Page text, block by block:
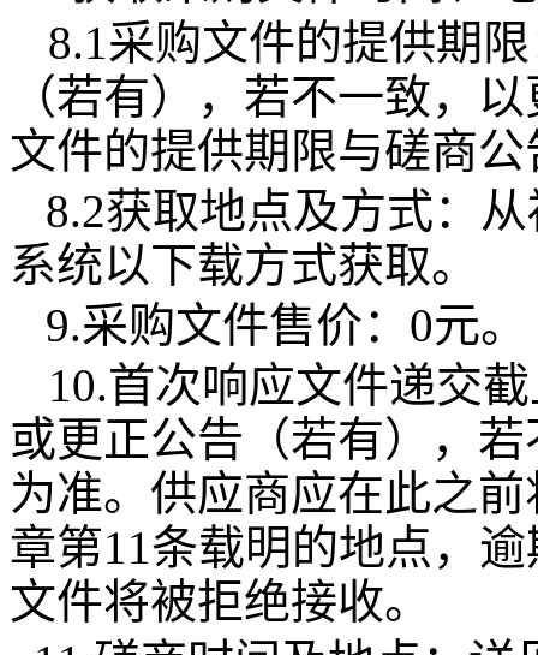
8.1采购文件的提供期
（若有），若不一致，
文件的提供期限与磋商
8.2获取地点及方式：
系统以下载方式获取。
9.采购文件售价：0元。
10.首次响应文件递交
或更正公告（若有），
为准。 供应商应在此之
章第11条载明的地点，
文件将被拒绝接收。